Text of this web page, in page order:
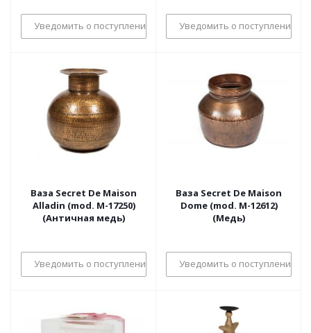
Уведомить о поступлении Уведомить о поступлении
Ваза Secret De Maison
Alladin (mod. М-17250)
(Античная медь)
Уведомить о поступлении
Ваза Secret De Maison
Dome (mod. М-12612)
(Медь)
Уведомить о поступлении